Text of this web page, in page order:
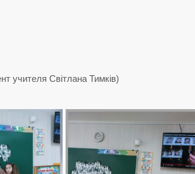
учителя Світлана Тимків)